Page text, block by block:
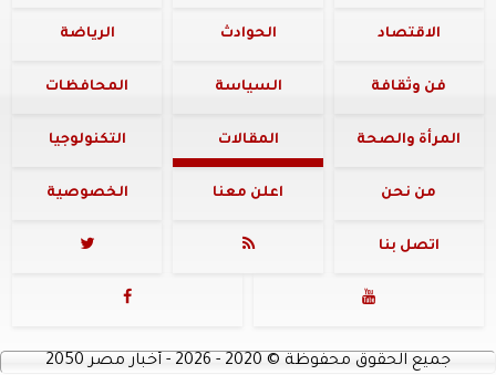
الاقتصاد الحوادث الرياضة
فن وثقافة السياسة المحافظات
المرأة والصحة المقالات التكنولوجيا
من نحن اعلن معنا الخصوصية
اتصل بنا 



جميع الحقوق محفوظة ©